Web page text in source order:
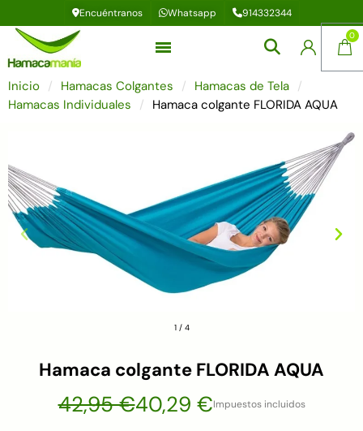
Encuéntranos Whatsapp 914332344
Inicio Hamacas Colgantes
Hamacas de Tela
Hamacas Individuales
Hamaca colgante FLORIDA AQUA
1/ 4
Hamaca colgante FLORIDA AQUA
42,95 €40,29 €Impuestos incluidos